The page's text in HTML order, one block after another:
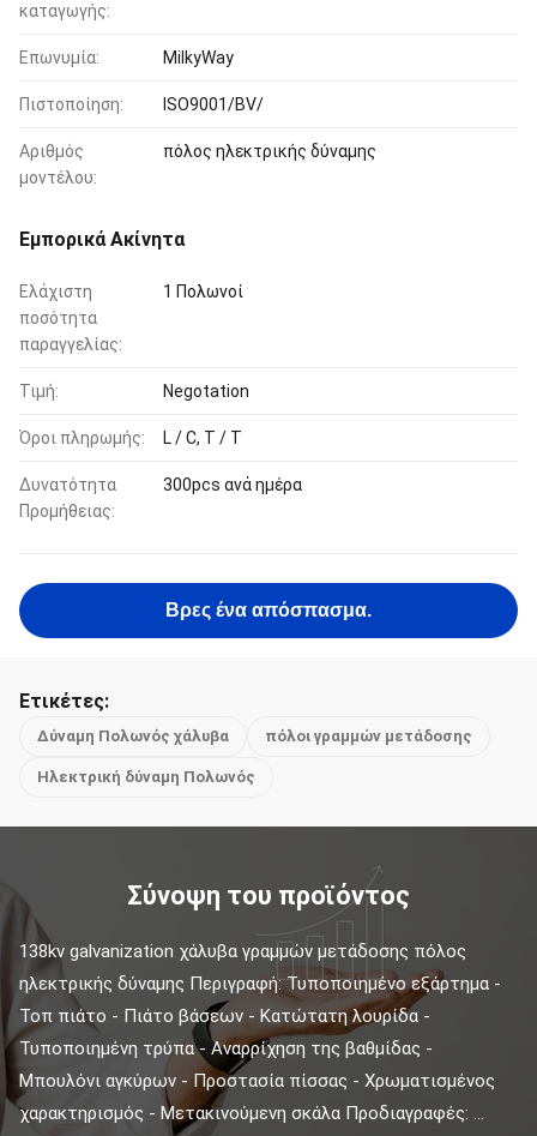
καταγωγής:
Επωνυμία: MilkyWay
Πιστοποίηση: ISO9001/BV/
Αριθμός
μοντέλου:
πόλος ηλεκτρικής δύναμης
Εμπορικά Ακίνητα
Ελάχιστη
ποσότητα
παραγγελίας:
1 Πολωνοί
Τιμή: Negotation
Όροι πληρωμής: L / C, T / T
Δυνατότητα
Προμήθειας:
300pcs ανά ημέρα
Βρες ένα απόσπασμα.
Ετικέτες:
Δύναμη Πολωνός χάλυβα πόλοι γραμμών μετάδοσης
Ηλεκτρική δύναμη Πολωνός
Σύνοψη του προϊόντος
138kv galvanization χάλυβα γραμμών μετάδοσης πόλος
ηλεκτρικής δύναμης Περιγραφή: Τυποποιημένο εξάρτημα -
Τοπ πιάτο - Πιάτο βάσεων - Κατώτατη λουρίδα -
Τυποποιημένη τρύπα - Αναρρίχηση της βαθμίδας -
Μπουλόνι αγκύρων - Προστασία πίσσας - Χρωματισμένος
χαρακτηρισμός - Μετακινούμενη σκάλα Προδιαγραφές: ...